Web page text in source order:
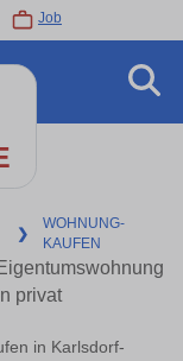
Job
❯
WOHNUNG-
KAUFEN
privat
in Karlsdorf-